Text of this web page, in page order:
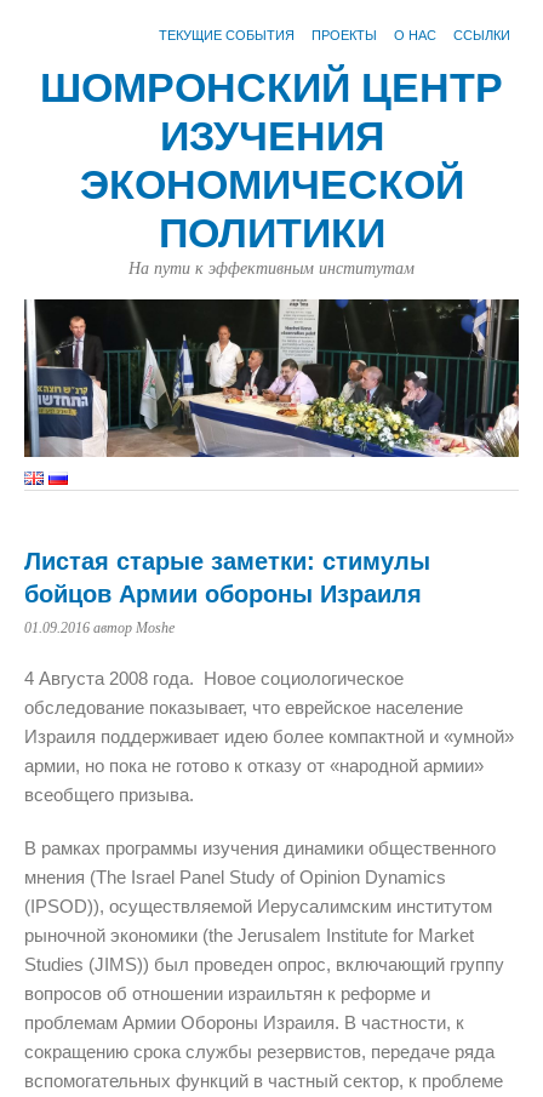
ТЕКУЩИЕ СОБЫТИЯ ПРОЕКТЫ О НАС ССЫЛКИ
ШОМРОНСКИЙ ЦЕНТР
ИЗУЧЕНИЯ
ЭКОНОМИЧЕСКОЙ
ПОЛИТИКИ
На пути к эффективным институтам
Листая старые заметки: стимулы
бойцов Армии обороны Израиля
01.09.2016 автор Moshe
4 Августа 2008 года. Новое социологическое
обследование показывает, что еврейское население
Израиля поддерживает идею более компактной и «умной»
армии, но пока не готово к отказу от «народной армии»
всеобщего призыва.
В рамках программы изучения динамики общественного
мнения (The Israel Panel Study of Opinion Dynamics
(IPSOD)), осуществляемой Иерусалимским институтом
рыночной экономики (the Jerusalem Institute for Market
Studies (JIMS)) был проведен опрос, включающий группу
вопросов об отношении израильтян к реформе и
проблемам Армии Обороны Израиля. В частности, к
сокращению срока службы резервистов, передаче ряда
вспомогательных функций в частный сектор, к проблеме